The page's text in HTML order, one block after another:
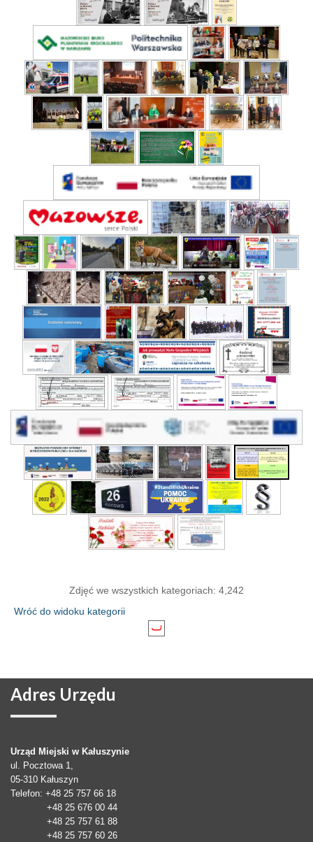
Zdjęć we wszystkich kategoriach: 4,242
Wróć do widoku kategorii
Adres Urzędu
Urząd Miejski w Kałuszynie
ul. Pocztowa 1,
05-310 Kałuszyn
Telefon: +48 25 757 66 18
+48 25 676 00 44
+48 25 757 61 88
+48 25 757 60 26